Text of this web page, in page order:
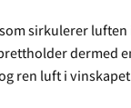
sirkulerer
dermed
ren luft i